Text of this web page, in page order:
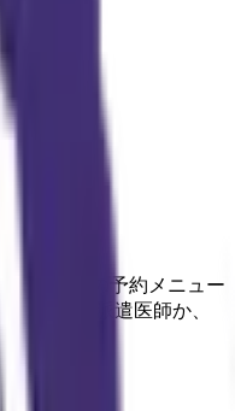
る方向けの予約メニュー
学からの派遣医師か、